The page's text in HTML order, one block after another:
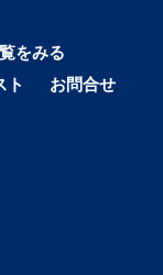
をみる
ト お問合せ